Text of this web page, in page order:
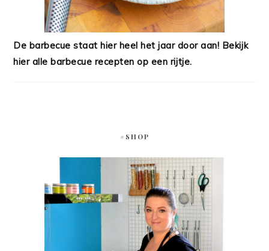
De barbecue staat hier heel het jaar door aan! Bekijk
hier alle barbecue recepten op een rijtje.
#SHOP